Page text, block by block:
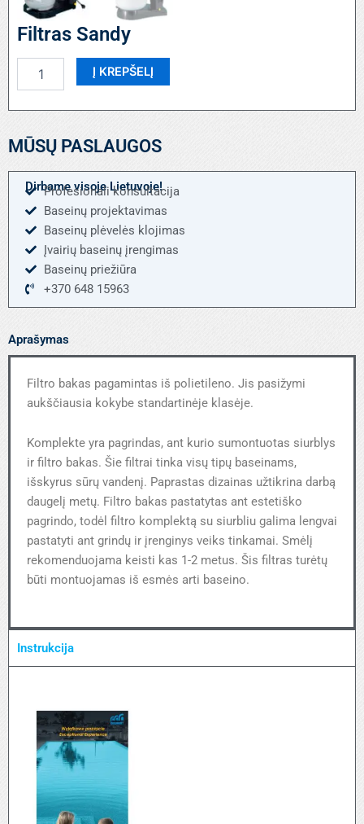
Filtras Sandy
kiekis:
Sandy
Į KREPŠELĮ
MŪSŲ PASLAUGOS
Dirbame visoje Lietuvoje!
Profesionali konsultacija
Baseinų projektavimas
Baseinų plėvelės klojimas
Įvairių baseinų įrengimas
Baseinų priežiūra
+370 648 15963
Aprašymas
Filtro bakas pagamintas iš polietileno. Jis pasižymi
aukščiausia kokybe standartinėje klasėje.
Komplekte yra pagrindas, ant kurio sumontuotas siurblys
ir filtro bakas. Šie filtrai tinka visų tipų baseinams,
išskyrus sūrų vandenį. Paprastas dizainas užtikrina darbą
daugelį metų. Filtro bakas pastatytas ant estetiško
pagrindo, todėl filtro komplektą su siurbliu galima lengvai
pastatyti ant grindų ir įrenginys veiks tinkamai. Smėlį
rekomenduojama keisti kas 1-2 metus. Šis filtras turėtų
būti montuojamas iš esmės arti baseino.
Instrukcija